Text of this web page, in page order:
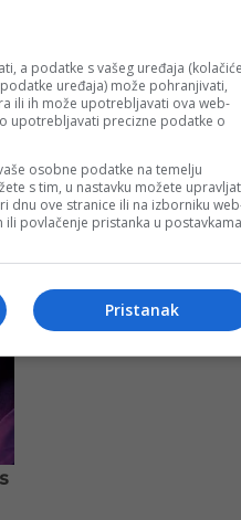
a podatke s vašeg uređaja
uređaja) može pohranjivati,
ili ih može upotrebljavati ova web-
upotrebljavati precizne podatke o
osobne podatke na temelju
s tim, u nastavku možete
dnu ove stranice ili na izborniku
povlačenje pristanka u postavkama
Pristanak